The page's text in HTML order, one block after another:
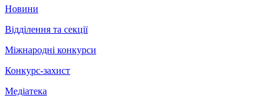
Новини
Відділення та секції
Міжнародні конкурси
Конкурс-захист
Медіатека